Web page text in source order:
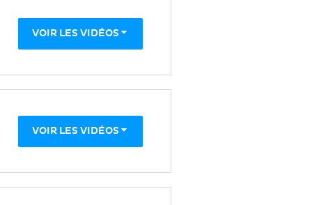
VOIR LES VIDÉOS
VOIR LES VIDÉOS